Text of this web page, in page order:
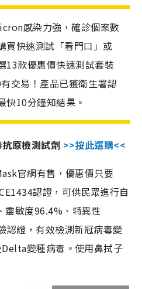
感染力強，確診個案數
買快速測試「看門口」或
13款優惠價快速測試套裝
交易！產品已獲衛生署認
快10分鐘知結果。
原檢測試劑 >>按此選購<<
官網有售，優惠價只要
認證，可供民眾進行自
靈敏度96.4%、特異性
認證，有效檢測新冠病毒變
變種病毒。使用鼻拭子